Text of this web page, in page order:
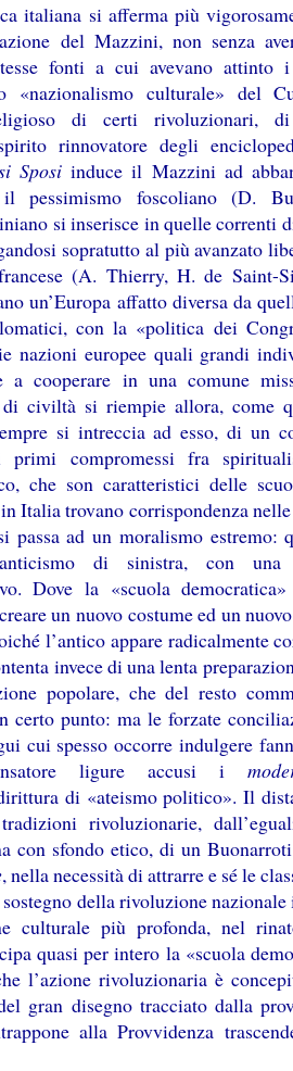
italiana si afferma più
del Mazzini, non senza
fonti a cui avevano attinto
«nazionalismo culturale» del
di certi rivoluzionari,
rinnovatore degli
Sposiinduce il Mazzini ad
pessimismo foscoliano (D.
si inserisce in quelle correnti
sopratutto al più avanzato
(A. Thierry, H. de Saint-
un’Europa affatto diversa da
con la «politica dei
nazioni europee quali grandi
a cooperare in una comune
civiltà si riempie allora, come
si intreccia ad esso, di un
primi compromessi fra
che son caratteristici delle
Italia trovano corrispondenza
passa ad un moralismo estremo:
di sinistra, con una
Dove la «scuola
un nuovo costume ed un
l’antico appare radicalmente
invece di una lenta
popolare, che del resto
certo punto: ma le forzate
cui spesso occorre indulgere
ligure accusi i
di «ateismo politico». Il
rivoluzionarie,
con sfondo etico, di un
, nella necessità di attrarre e sé le
della rivoluzione
culturale più profonda, nel
quasi per intero la «scuola
l’azione rivoluzionaria è
gran disegno tracciato dalla
alla Provvidenza